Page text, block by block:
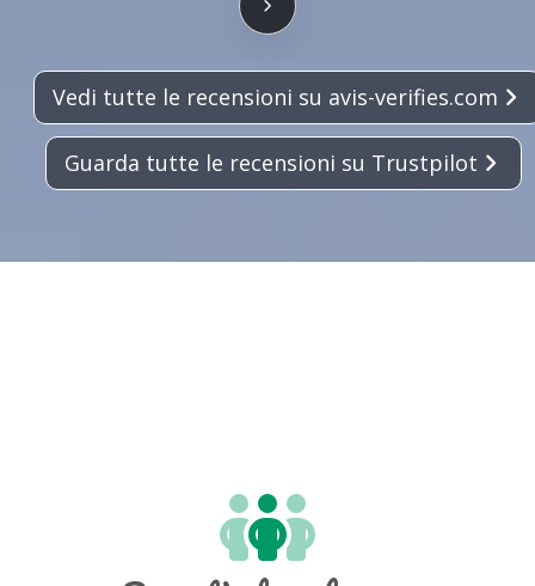
Vedi tutte le recensioni su avis-verifies.com
Guarda tutte le recensioni su Trustpilot